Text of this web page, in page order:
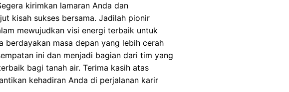
kirimkan lamaran Anda dan
kisah sukses bersama. Jadilah pionir
mewujudkan visi energi terbaik untuk
berdayakan masa depan yang lebih cerah
ini dan menjadi bagian dari tim yang
bagi tanah air. Terima kasih atas
kehadiran Anda di perjalanan karir